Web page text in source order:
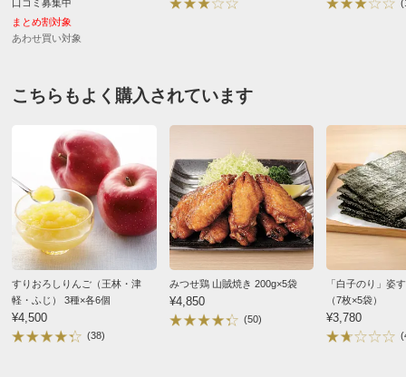
ディノスのサイズ 商品の測定について
原材料等の詳細はコチラから
口コミ募集中
まとめ割対象
あわせ買い対象
こちらもよく購入されています
すりおろしりんご（王林・津
軽・ふじ） 3種×各6個
¥4,500
(38)
みつせ鶏 山賊焼き 200g×5袋
¥4,850
(50)
「白子のり」姿
（7枚×5袋）
¥3,780